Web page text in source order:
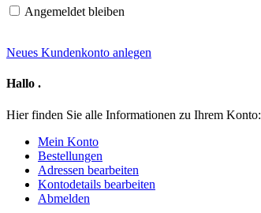
Angemeldet bleiben
Neues Kundenkonto anlegen
Hallo .
Hier finden Sie alle Informationen zu Ihrem Konto:
Mein Konto
Bestellungen
Adressen bearbeiten
Kontodetails bearbeiten
Abmelden